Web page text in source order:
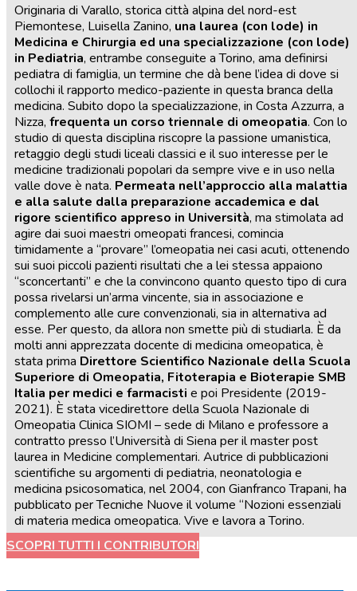
Originaria di Varallo, storica città alpina del nord-est
Piemontese, Luisella Zanino, una laurea (con lode) in
Medicina e Chirurgia ed una specializzazione (con lode)
in Pediatria, entrambe conseguite a Torino, ama definirsi
pediatra di famiglia, un termine che dà bene l’idea di dove si
collochi il rapporto medico-paziente in questa branca della
medicina. Subito dopo la specializzazione, in Costa Azzurra, a
Nizza, frequenta un corso triennale di omeopatia. Con lo
studio di questa disciplina riscopre la passione umanistica,
retaggio degli studi liceali classici e il suo interesse per le
medicine tradizionali popolari da sempre vive e in uso nella
valle dove è nata. Permeata nell’approccio alla malattia
e alla salute dalla preparazione accademica e dal
rigore scientifico appreso in Università, ma stimolata ad
agire dai suoi maestri omeopati francesi, comincia
timidamente a “provare” l’omeopatia nei casi acuti, ottenendo
sui suoi piccoli pazienti risultati che a lei stessa appaiono
“sconcertanti” e che la convincono quanto questo tipo di cura
possa rivelarsi un’arma vincente, sia in associazione e
complemento alle cure convenzionali, sia in alternativa ad
esse. Per questo, da allora non smette più di studiarla. È da
molti anni apprezzata docente di medicina omeopatica, è
stata prima Direttore Scientifico Nazionale della Scuola
Superiore di Omeopatia, Fitoterapia e Bioterapie SMB
Italia per medici e farmacisti e poi Presidente (2019-
2021). È stata vicedirettore della Scuola Nazionale di
Omeopatia Clinica SIOMI – sede di Milano e professore a
contratto presso l’Università di Siena per il master post
laurea in Medicine complementari. Autrice di pubblicazioni
scientifiche su argomenti di pediatria, neonatologia e
medicina psicosomatica, nel 2004, con Gianfranco Trapani, ha
pubblicato per Tecniche Nuove il volume “Nozioni essenziali
di materia medica omeopatica. Vive e lavora a Torino.
SCOPRI TUTTI I CONTRIBUTORI